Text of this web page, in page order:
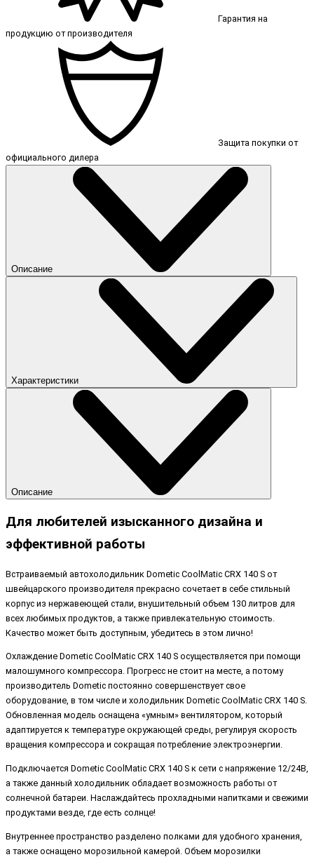
Гарантия на
продукцию от производителя
Защита покупки от
официального дилера
Описание
Характеристики
Описание
Для любителей изысканного дизайна и
эффективной работы
Встраиваемый автохолодильник Dometic CoolMatic CRX 140 S от
швейцарского производителя прекрасно сочетает в себе стильный
корпус из нержавеющей стали, внушительный объем 130 литров для
всех любимых продуктов, а также привлекательную стоимость.
Качество может быть доступным, убедитесь в этом лично!
Охлаждение Dometic CoolMatic CRX 140 S осуществляется при помощи
малошумного компрессора. Прогресс не стоит на месте, а потому
производитель Dometic постоянно совершенствует свое
оборудование, в том числе и холодильник Dometic CoolMatic CRX 140 S.
Обновленная модель оснащена «умным» вентилятором, который
адаптируется к температуре окружающей среды, регулируя скорость
вращения компрессора и сокращая потребление электроэнергии.
Подключается Dometic CoolMatic CRX 140 S к сети с напряжение 12/24В,
а также данный холодильник обладает возможность работы от
солнечной батареи. Наслаждайтесь прохладными напитками и свежими
продуктами везде, где есть солнце!
Внутреннее пространство разделено полками для удобного хранения,
а также оснащено морозильной камерой. Объем морозилки